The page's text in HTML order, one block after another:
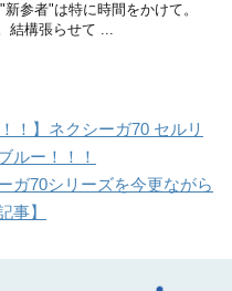
参者"は特に時間をかけて。
結構張らせて ...
！】ネクシーガ70 セルリ
ルー！！！
ガ70シリーズを今更ながら
事】